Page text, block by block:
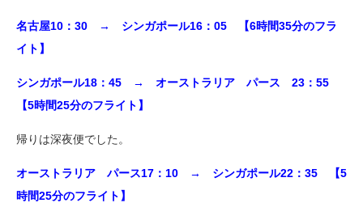
名古屋10：30 → シンガポール16：05 【6時間35分のフラ
イト】
シンガポール18：45 → オーストラリア パース 23：55
【5時間25分のフライト】
帰りは深夜便でした。
オーストラリア パース17：10 → シンガポール22：35 【5
時間25分のフライト】